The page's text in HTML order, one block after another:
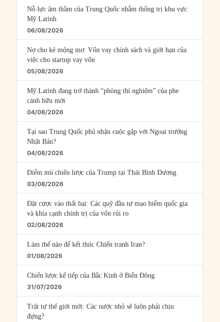
Nỗ lực âm thầm của Trung Quốc nhằm thống trị khu vực
Mỹ Latinh
06/08/2026
Nợ cho kẻ mộng mơ: Vốn vay chính sách và giới hạn của
việc cho startup vay vốn
05/08/2026
Mỹ Latinh đang trở thành “phòng thí nghiệm” của phe
cánh hữu mới
04/08/2026
Tại sao Trung Quốc phủ nhận cuộc gặp với Ngoại trưởng
Nhật Bản?
04/08/2026
Điểm mù chiến lược của Trump tại Thái Bình Dương
03/08/2026
Đặt cược vào thất bại: Các quỹ đầu tư mạo hiểm quốc gia
và khía cạnh chính trị của vốn rủi ro
02/08/2026
Làm thế nào để kết thúc Chiến tranh Iran?
01/08/2026
Chiến lược kế tiếp của Bắc Kinh ở Biển Đông
31/07/2026
Trật tự thế giới mới: Các nước nhỏ sẽ luôn phải chịu
đựng?